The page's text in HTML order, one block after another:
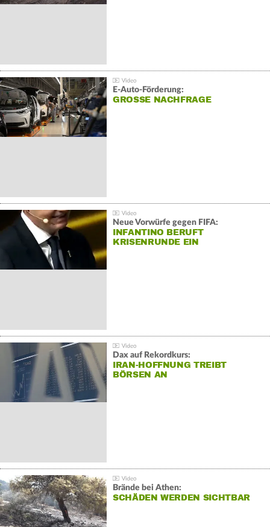
E-Auto-Förderung:
GROSSE NACHFRAGE
Neue Vorwürfe gegen FIFA:
INFANTINO BERUFT
KRISENRUNDE EIN
Dax auf Rekordkurs:
IRAN-HOFFNUNG TREIBT
BÖRSEN AN
Brände bei Athen:
SCHÄDEN WERDEN SICHTBAR